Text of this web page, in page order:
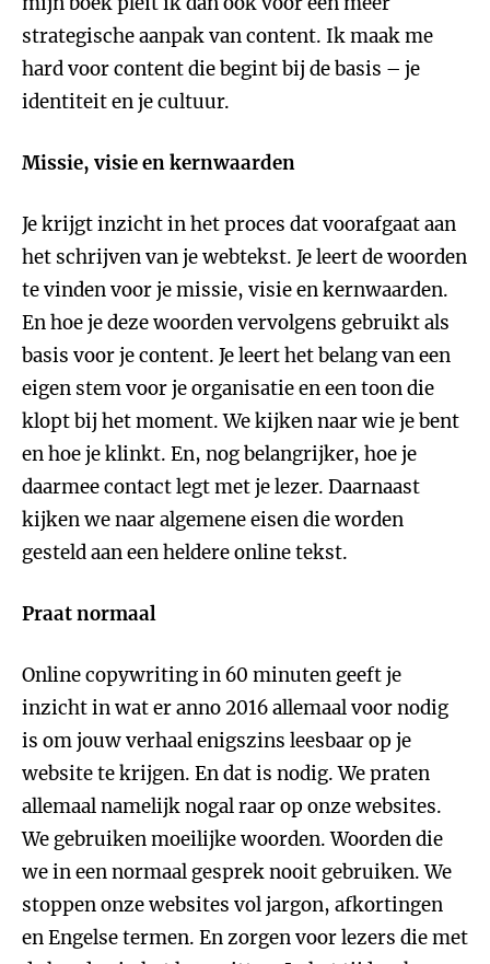
strategische aanpak van content. Ik maak me
hard voor content die begint bij de basis – je
identiteit en je cultuur.
Missie, visie en kernwaarden
Je krijgt inzicht in het proces dat voorafgaat aan
het schrijven van je webtekst. Je leert de woorden
te vinden voor je missie, visie en kernwaarden.
En hoe je deze woorden vervolgens gebruikt als
basis voor je content. Je leert het belang van een
eigen stem voor je organisatie en een toon die
klopt bij het moment. We kijken naar wie je bent
en hoe je klinkt. En, nog belangrijker, hoe je
daarmee contact legt met je lezer. Daarnaast
kijken we naar algemene eisen die worden
gesteld aan een heldere online tekst.
Praat normaal
Online copywriting in 60 minuten geeft je
inzicht in wat er anno 2016 allemaal voor nodig
is om jouw verhaal enigszins leesbaar op je
website te krijgen. En dat is nodig. We praten
allemaal namelijk nogal raar op onze websites.
We gebruiken moeilijke woorden. Woorden die
we in een normaal gesprek nooit gebruiken. We
stoppen onze websites vol jargon, afkortingen
en Engelse termen. En zorgen voor lezers die met